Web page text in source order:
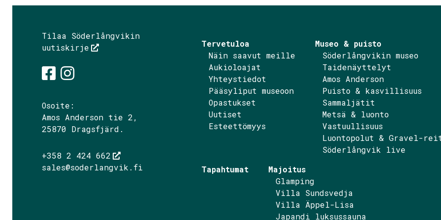
Tilaa Söderlångvikin
uutiskirje
Söderlångvik på Facebook
Söderlångvik på Instagram
Osoite:
Amos Anderson tie 2,
25870 Dragsfjärd.
+358 2 424 662
sales@soderlangvik.fi
Tervetuloa
Näin saavut meille
Aukioloajat
Yhteystiedot
Pääsyliput museoon
Opastukset
Uutiset
Esteettömyys
Museo & puisto
Söderlångvikin museo
Taidenäyttelyt
Amos Anderson
Puisto & kasvillisuus
Sammaljätit
Metsä & luonto
Vastuullisuus
Luontopolut & Gravel-
Söderlångvik live
Tapahtumat
Majoitus
Glamping
Villa Sundsvedja
Villa Äppel-Lisa
Japandi luksussauna